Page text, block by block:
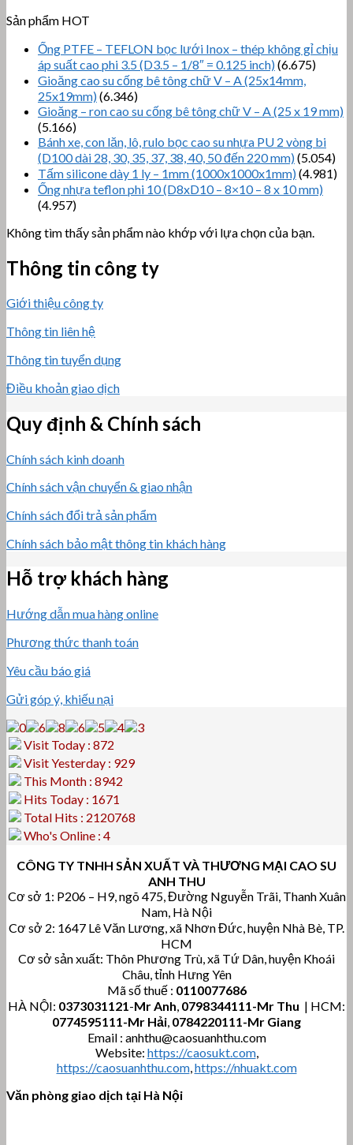
Sản phẩm HOT
Ống PTFE – TEFLON bọc lưới Inox – thép không gỉ chịu
áp suất cao phi 3.5 (D3.5 – 1/8″ = 0.125 inch)(6.675)
Gioăng cao su cống bê tông chữ V – A (25x14mm,
25x19mm)(6.346)
Gioăng – ron cao su cống bê tông chữ V – A (25 x 19 mm)
(5.166)
Bánh xe, con lăn, lô, rulo bọc cao su nhựa PU 2 vòng bi
(D100 dài 28, 30, 35, 37, 38, 40, 50 đến 220 mm)(5.054)
Tấm silicone dày 1 ly – 1mm (1000x1000x1mm)(4.981)
Ống nhựa teflon phi 10 (D8xD10 – 8×10 – 8 x 10 mm)
(4.957)
Không tìm thấy sản phẩm nào khớp với lựa chọn của bạn.
Thông tin công ty
Giới thiệu công ty
Thông tin liên hệ
Thông tin tuyển dụng
Điều khoản giao dịch
Quy định & Chính sách
Chính sách kinh doanh
Chính sách vận chuyển & giao nhận
Chính sách đổi trả sản phẩm
Chính sách bảo mật thông tin khách hàng
Hỗ trợ khách hàng
Hướng dẫn mua hàng online
Phương thức thanh toán
Yêu cầu báo giá
Gửi góp ý, khiếu nại
Visit Today : 872
Visit Yesterday : 929
This Month : 8942
Hits Today : 1671
Total Hits : 2120768
Who's Online : 4
CÔNG TY TNHH SẢN XUẤT VÀ THƯƠNG MẠI CAO SU
ANH THU
Cơ sở 1: P206 – H9, ngõ 475, Đường Nguyễn Trãi, Thanh Xuân
Nam, Hà Nội
Cơ sở 2: 1647 Lê Văn Lương, xã Nhơn Đức, huyện Nhà Bè, TP.
HCM
Cơ sở sản xuất: Thôn Phương Trù, xã Tứ Dân, huyện Khoái
Châu, tỉnh Hưng Yên
Mã số thuế : 0110077686
HÀ NỘI: 0373031121-Mr Anh, 0798344111-Mr Thu | HCM:
0774595111-Mr Hải, 0784220111-Mr Giang
Email : anhthu@caosuanhthu.com
Website: https://caosukt.com,
https://caosuanhthu.com,https://nhuakt.com
Văn phòng giao dịch tại Hà Nội